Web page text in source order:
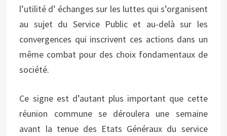
l’utilité d’ échanges sur les luttes qui s’organisent
au sujet du Service Public et au-delà sur les
convergences qui inscrivent ces actions dans un
même combat pour des choix fondamentaux de
société.
Ce signe est d’autant plus important que cette
réunion commune se déroulera une semaine
avant la tenue des Etats Généraux du service